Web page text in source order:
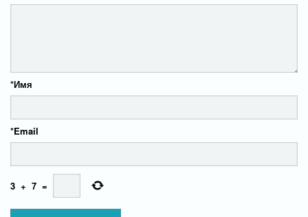
Имя
*
Email
*
3 + 7 =